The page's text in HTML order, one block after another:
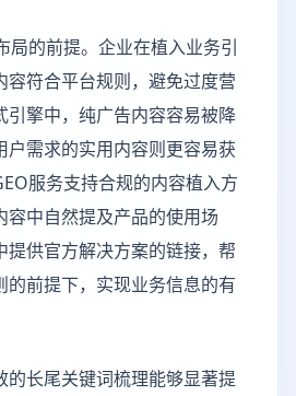
局的前提。企业在植入业务引
容符合平台规则，避免过度营
引擎中，纯广告内容容易被降
户需求的实用内容则更容易获
服务支持合规的内容植入方
容中自然提及产品的使用场
提供官方解决方案的链接，帮
的前提下，实现业务信息的有
的长尾关键词梳理能够显著提